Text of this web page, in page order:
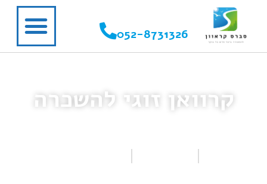
052-8731326
קרוואן זוגי להשכרה